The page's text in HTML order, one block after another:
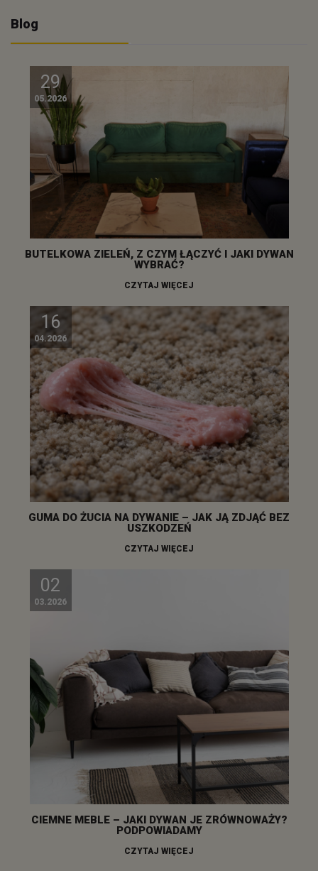
Blog
29
05.2026
BUTELKOWA ZIELEŃ, Z CZYM ŁĄCZYĆ I JAKI DYWAN
WYBRAĆ?
CZYTAJ WIĘCEJ
16
04.2026
GUMA DO ŻUCIA NA DYWANIE – JAK JĄ ZDJĄĆ BEZ
USZKODZEŃ
CZYTAJ WIĘCEJ
02
03.2026
CIEMNE MEBLE – JAKI DYWAN JE ZRÓWNOWAŻY?
PODPOWIADAMY
CZYTAJ WIĘCEJ